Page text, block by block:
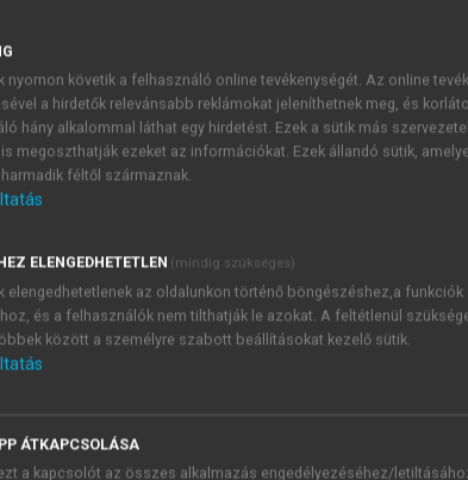
JELSZÓ
Kérek értesítést a MeRSZ
Kérek értesítést az
nyomon követik a felhasználó online tevékenységét. Az online
a hirdetők relevánsabb reklámokat jeleníthetnek meg, és
hány alkalommal láthat egy hirdetést. Ezek a sütik más
megoszthatják ezeket az információkat. Ezek állandó sütik,
féltől származnak.
ELENGEDHETETLEN (mindig szükséges)
elengedhetetlenek az oldalunkon történő böngészéshez,a funkciók
és a felhasználók nem tilthatják le azokat. A feltétlenül
között a személyre szabott beállításokat kezelő sütik.
ÁTKAPCSOLÁSA
a kapcsolót az összes alkalmazás engedélyezéséhez/